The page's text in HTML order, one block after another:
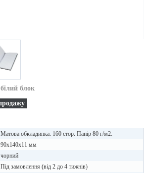
блок
Матова обкладинка. 160 стор. Папір 80 г/м2.
90х140х11 мм
чорний
Під замовлення (від 2 до 4 тижнів)